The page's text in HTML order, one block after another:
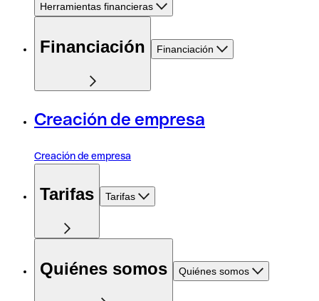
Herramientas financieras
Financiación Financiación
Creación de empresa
Creación de empresa
Tarifas Tarifas
Quiénes somos Quiénes somos